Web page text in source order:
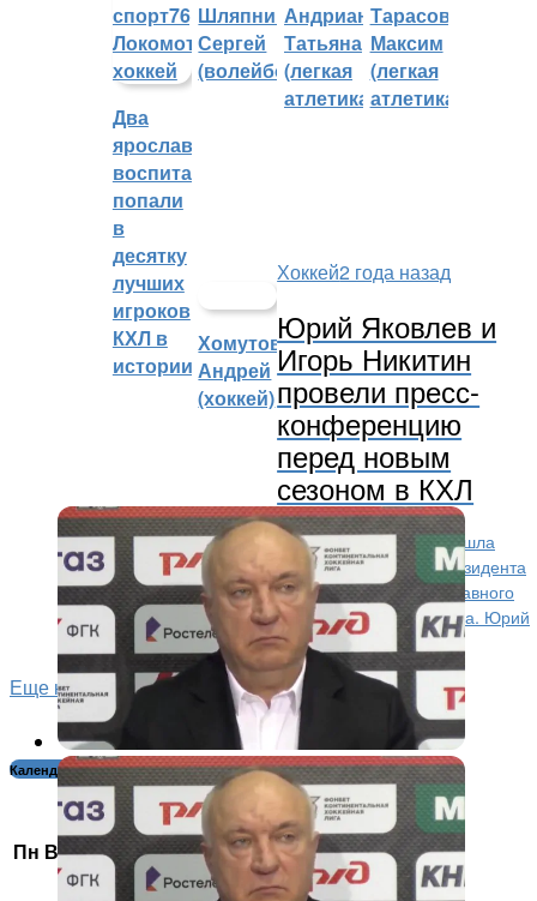
Два
ярославских
воспитанника
попали
в
десятку
лучших
игроков
КХЛ в
истории
Шляпников
Сергей
(волейбол)
Андрианова
Татьяна
(легкая
атлетика)
Тарасов
Максим
(легкая
атлетика)
Хомутов
Андрей
(хоккей)
Хоккей2 года назад
Юрий Яковлев и
Игорь Никитин
провели пресс-
конференцию
перед новым
сезоном в КХЛ
30-го августа в УКРК «Арена-2000.Локомотив» прошла
предсезонная пресс-конференция с участием Президента
ХК «Локомотив» Юрия Николаевича Яковлева и главного
тренера команды КХЛ Игоря Валерьевича Никитина. Юрий
Николаевич...
Еще новости...
Календарь новостей:
Август 2024
Пн ВтСрЧт ПтСбВс
3
4